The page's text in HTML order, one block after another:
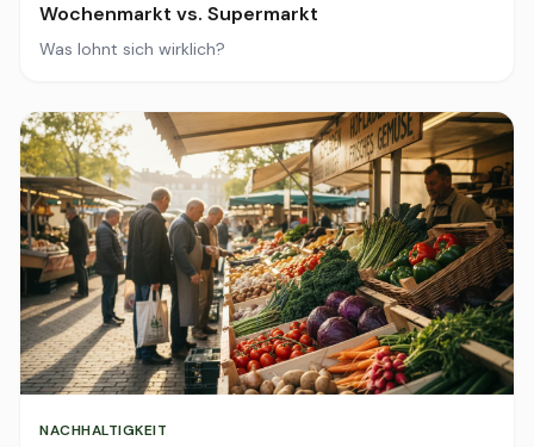
Wochenmarkt vs. Supermarkt
Was lohnt sich wirklich?
NACHHALTIGKEIT